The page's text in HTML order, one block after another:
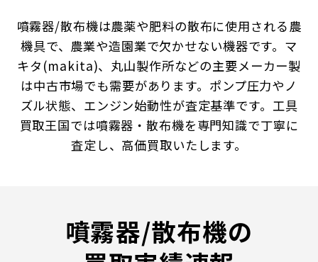
噴霧器/散布機は農薬や肥料の散布に使用される農
機具で、農業や造園業で欠かせない機器です。マ
キタ(makita)、丸山製作所などの主要メーカー製
は中古市場でも需要があります。ポンプ圧力やノ
ズル状態、エンジン始動性が査定基準です。工具
買取王国では噴霧器・散布機を専門知識で丁寧に
査定し、高価買取いたします。
噴霧器/散布機の